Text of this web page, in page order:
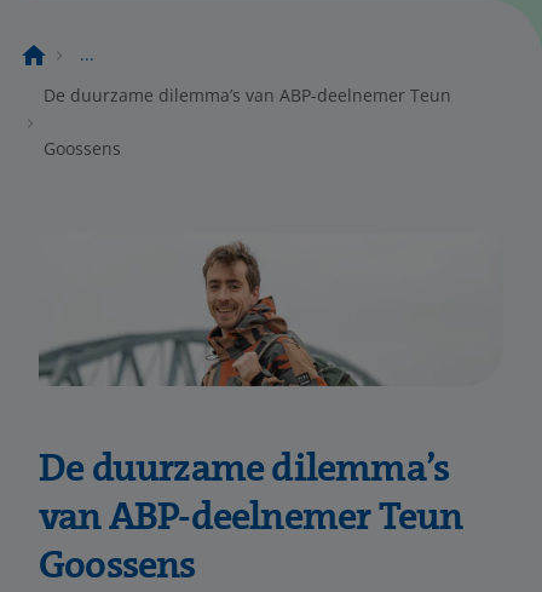
...
De duurzame dilemma’s van ABP-deelnemer Teun
Goossens
De duurzame dilemma’s
van ABP-deelnemer Teun
Goossens